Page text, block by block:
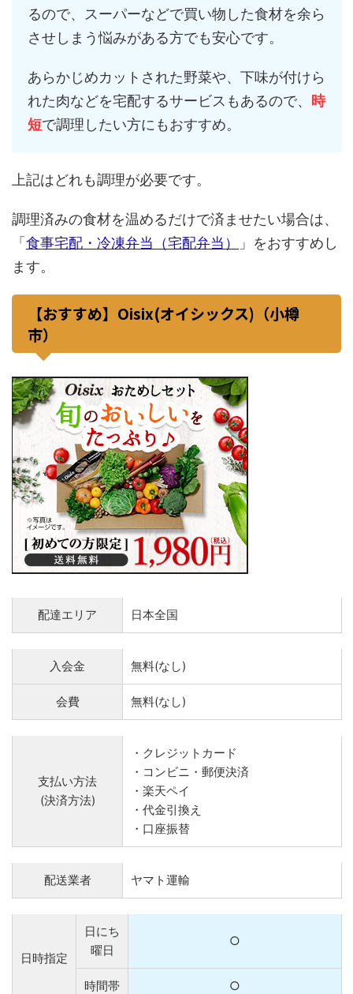
るので、スーパーなどで買い物した食材を余ら
させしまう悩みがある方でも安心です。
あらかじめカットされた野菜や、下味が付けら
れた肉などを宅配するサービスもあるので、
時
短で調理したい方にもおすすめ。
上記はどれも調理が必要です。
調理済みの食材を温めるだけで済ませたい場合は、
「 食事宅配・冷凍弁当（宅配弁当）
」をおすすめし
ます。
【おすすめ】Oisix(オイシックス)（小樽
市）
配達エリア 日本全国
入会金 無料(なし)
会費 無料(なし)
支払い方法
(決済方法)
・クレジットカード
・コンビニ・郵便決済
・楽天ペイ
・代金引換え
・口座振替
配送業者 ヤマト運輸
日時指定
日にち
曜日
○
時間帯 ○